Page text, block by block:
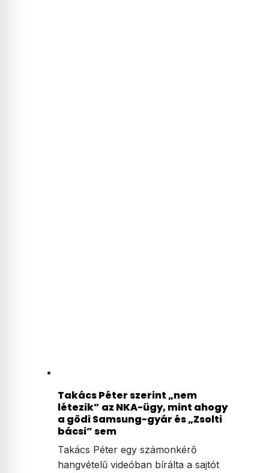
Takács Péter szerint „nem
létezik” az NKA-ügy, mint ahogy
a gödi Samsung-gyár és „Zsolti
bácsi” sem
Takács Péter egy számonkérő
hangvételű videóban bírálta a sajtót